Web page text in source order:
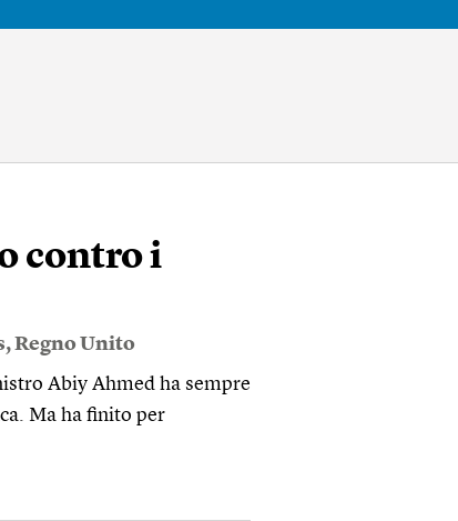
contro i
,Regno Unito
Abiy Ahmed ha sempre
Ma ha finito per